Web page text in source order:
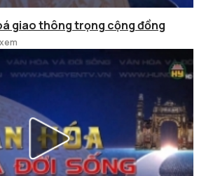
giao thông trọng cộng đồng